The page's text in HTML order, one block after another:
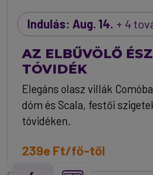
Indulás: Aug. 14. + 4
AZ ELBŰVÖLŐ
TÓVIDÉK
Elegáns olasz villák
dóm és Scala, festői
tóvidéken.
239e Ft/fő-től